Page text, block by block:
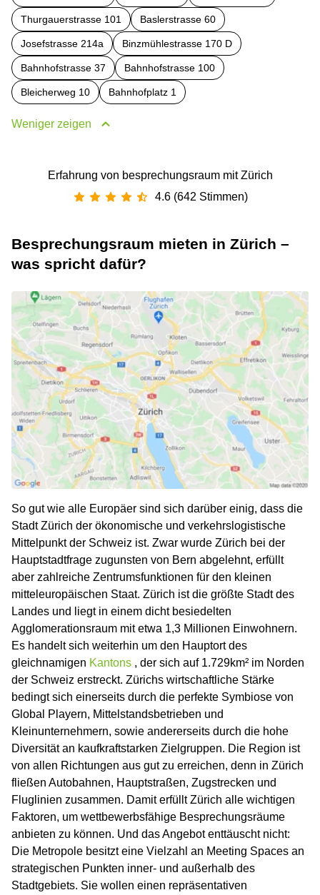
Thurgauerstrasse 101 Baslerstrasse 60
Josefstrasse 214a Binzmühlestrasse 170 D
Bahnhofstrasse 37 Bahnhofstrasse 100
Bleicherweg 10 Bahnhofplatz 1
Weniger zeigen
Erfahrung von besprechungsraum mit Zürich
4.6 (642 Stimmen)
Besprechungsraum mieten in Zürich –
was spricht dafür?
So gut wie alle Europäer sind sich darüber einig, dass die
Stadt Zürich der ökonomische und verkehrslogistische
Mittelpunkt der Schweiz ist. Zwar wurde Zürich bei der
Hauptstadtfrage zugunsten von Bern abgelehnt, erfüllt
aber zahlreiche Zentrumsfunktionen für den kleinen
mitteleuropäischen Staat. Zürich ist die größte Stadt des
Landes und liegt in einem dicht besiedelten
Agglomerationsraum mit etwa 1,3 Millionen Einwohnern.
Es handelt sich weiterhin um den Hauptort des
gleichnamigen Kantons , der sich auf 1.729km² im Norden
der Schweiz erstreckt. Zürichs wirtschaftliche Stärke
bedingt sich einerseits durch die perfekte Symbiose von
Global Playern, Mittelstandsbetrieben und
Kleinunternehmern, sowie andererseits durch die hohe
Diversität an kaufkraftstarken Zielgruppen. Die Region ist
von allen Richtungen aus gut zu erreichen, denn in Zürich
fließen Autobahnen, Hauptstraßen, Zugstrecken und
Fluglinien zusammen. Damit erfüllt Zürich alle wichtigen
Faktoren, um wettbewerbsfähige Besprechungsräume
anbieten zu können. Und das Angebot enttäuscht nicht:
Die Metropole besitzt eine Vielzahl an Meeting Spaces an
strategischen Punkten inner- und außerhalb des
Stadtgebiets. Sie wollen einen repräsentativen